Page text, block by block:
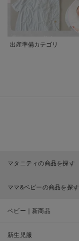
出産準備カテゴリ
マタニティの商品を探す
ママ&ベビーの商品を探す
ベビー｜新商品
新生児服